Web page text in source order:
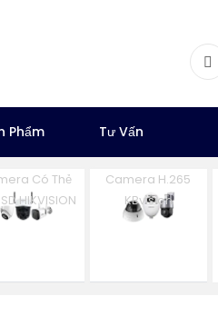
Phẩm Tư Vấn
Có Thẻ
HIKVISION
Camera H.265
KBvision